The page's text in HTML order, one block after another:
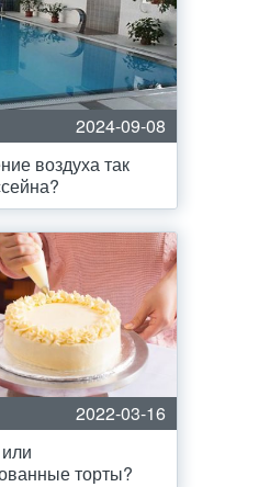
2024-09-08
воздуха так
2022-03-16
торты?